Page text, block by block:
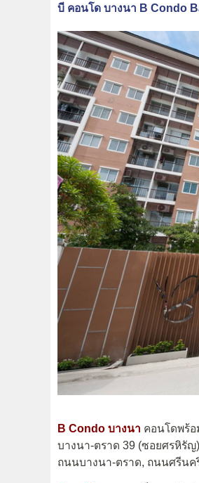
บี คอนโด บางนา B Condo
B Condo บางนา คอนโดพร้อ
บางนา-ตราด 39 (ซอยศรหิรัญ
ถนนบางนา-ตราด, ถนนศรีนค